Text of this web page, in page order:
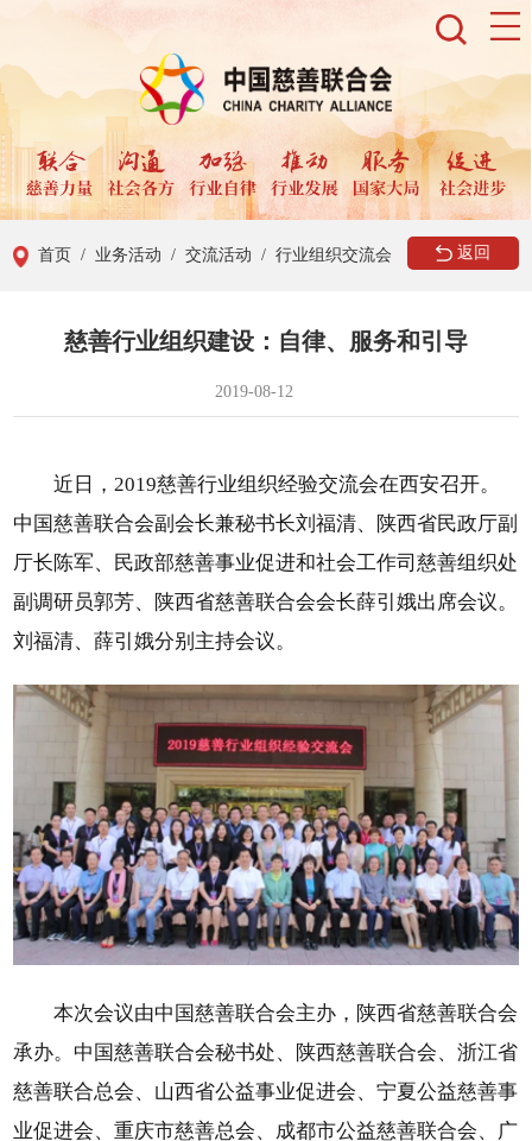
首页 / 业务活动 / 交流活动 / 行业组织交流会 返回
慈善行业组织建设：自律、服务和引导
2019-08-12
近日，2019慈善行业组织经验交流会在西安召开。
中国慈善联合会副会长兼秘书长刘福清、陕西省民政厅副
厅长陈军、民政部慈善事业促进和社会工作司慈善组织处
副调研员郭芳、陕西省慈善联合会会长薛引娥出席会议。
刘福清、薛引娥分别主持会议。
本次会议由中国慈善联合会主办，陕西省慈善联合会
承办。中国慈善联合会秘书处、陕西慈善联合会、浙江省
慈善联合总会、山西省公益事业促进会、宁夏公益慈善事
业促进会、重庆市慈善总会、成都市公益慈善联合会、广